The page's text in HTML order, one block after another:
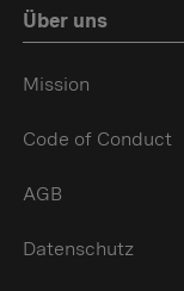
Über uns
Mission
Code of Conduct
AGB
Datenschutz